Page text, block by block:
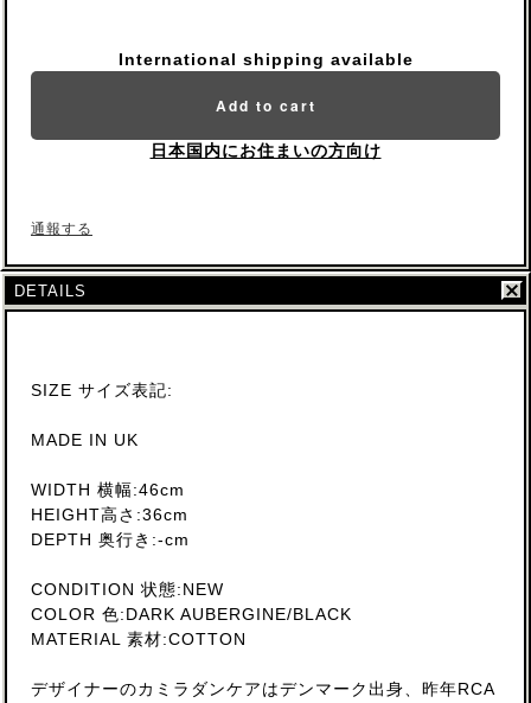
International shipping available
Add to cart
日本国内にお住まいの方向け
通報する
DETAILS
SIZE サイズ表記:
MADE IN UK
WIDTH 横幅:46cm
HEIGHT高さ:36cm
DEPTH 奥行き:-cm
CONDITION 状態:NEW
COLOR 色:DARK AUBERGINE/BLACK
MATERIAL 素材:COTTON
デザイナーのカミラダンケアはデンマーク出身、昨年RCA